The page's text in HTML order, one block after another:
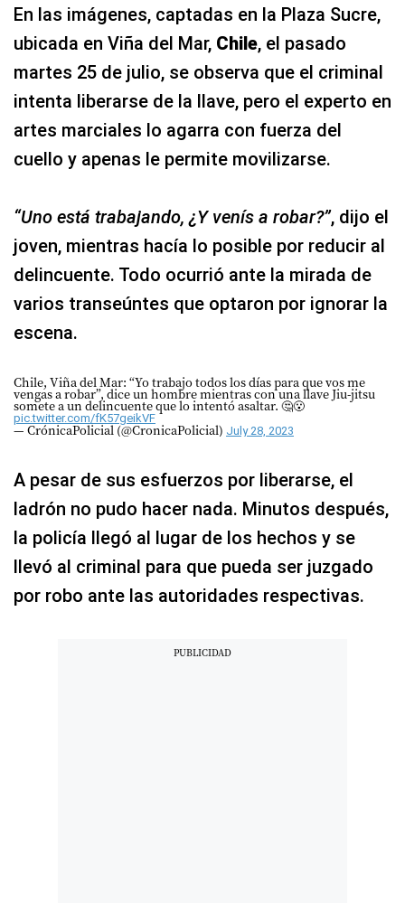
En las imágenes, captadas en la Plaza Sucre,
ubicada en Viña del Mar, Chile, el pasado
martes 25 de julio, se observa que el criminal
intenta liberarse de la llave, pero el experto en
artes marciales lo agarra con fuerza del
cuello y apenas le permite movilizarse.
“Uno está trabajando, ¿Y venís a robar?”, dijo el
joven, mientras hacía lo posible por reducir al
delincuente. Todo ocurrió ante la mirada de
varios transeúntes que optaron por ignorar la
escena.
Chile, Viña del Mar: “Yo trabajo todos los días para que vos me
vengas a robar”, dice un hombre mientras con una llave Jiu-jitsu
somete a un delincuente que lo intentó asaltar. 🤔😮
pic.twitter.com/fK57geikVF
— CrónicaPolicial (@CronicaPolicial) July 28, 2023
A pesar de sus esfuerzos por liberarse, el
ladrón no pudo hacer nada. Minutos después,
la policía llegó al lugar de los hechos y se
llevó al criminal para que pueda ser juzgado
por robo ante las autoridades respectivas.